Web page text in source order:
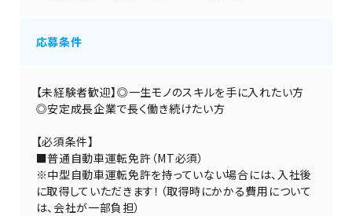
応募条件
【未経験者歓迎】◎一生モノのスキルを手に入れたい方
◎安定成長企業で長く働き続けたい方
【必須条件】
■普通自動車運転免許（MT必須）
※中型自動車運転免許を持っていない場合には、入社後
に取得していただきます！（取得時にかかる費用について
は、会社が一部負担）